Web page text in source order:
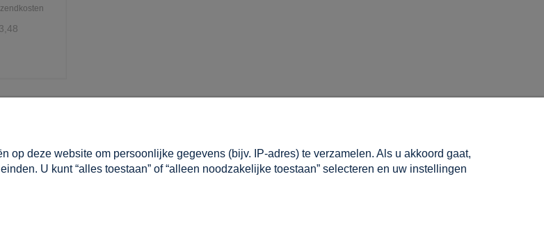
Inloggen
Mijn bestellingen
Over ons
Contact
deze website om persoonlijke gegevens (bijv. IP-adres) te verzamelen. Als u akkoord gaat,
U kunt “alles toestaan” of “alleen noodzakelijke toestaan” selecteren en uw instellingen